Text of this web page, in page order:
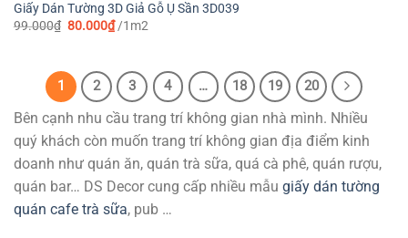
Giấy Dán Tường 3D Giả Gỗ Ụ Sần 3D039
99.000₫ Giá
80.000₫Giá
hiện
80.000₫.
/1m2
1 2 3 4 … 18 19 20
Bên cạnh nhu cầu trang trí không gian nhà mình. Nhiều
quý khách còn muốn trang trí không gian địa điểm kinh
doanh như quán ăn, quán trà sữa, quá cà phê, quán rượu,
quán bar… DS Decor cung cấp nhiều mẫu giấy dán tường
quán cafe trà sữa, pub …